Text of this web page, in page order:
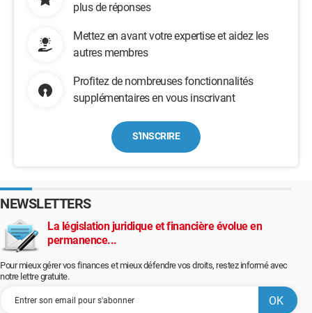
plus de réponses
Mettez en avant votre expertise et aidez les
autres membres
Profitez de nombreuses fonctionnalités
supplémentaires en vous inscrivant
S'INSCRIRE
NEWSLETTERS
La législation juridique et financière évolue en
permanence...
Pour mieux gérer vos finances et mieux défendre vos droits, restez informé avec
notre lettre gratuite.